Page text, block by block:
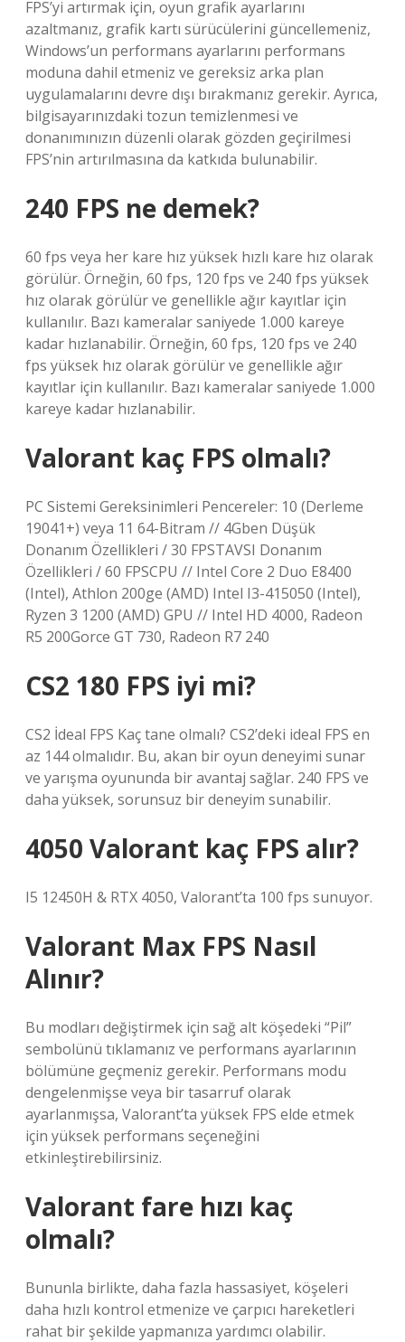
FPS’yi artırmak için, oyun grafik ayarlarını
azaltmanız, grafik kartı sürücülerini güncellemeniz,
Windows’un performans ayarlarını performans
moduna dahil etmeniz ve gereksiz arka plan
uygulamalarını devre dışı bırakmanız gerekir. Ayrıca,
bilgisayarınızdaki tozun temizlenmesi ve
donanımınızın düzenli olarak gözden geçirilmesi
FPS’nin artırılmasına da katkıda bulunabilir.
240 FPS ne demek?
60 fps veya her kare hız yüksek hızlı kare hız olarak
görülür. Örneğin, 60 fps, 120 fps ve 240 fps yüksek
hız olarak görülür ve genellikle ağır kayıtlar için
kullanılır. Bazı kameralar saniyede 1.000 kareye
kadar hızlanabilir. Örneğin, 60 fps, 120 fps ve 240
fps yüksek hız olarak görülür ve genellikle ağır
kayıtlar için kullanılır. Bazı kameralar saniyede 1.000
kareye kadar hızlanabilir.
Valorant kaç FPS olmalı?
PC Sistemi Gereksinimleri Pencereler: 10 (Derleme
19041+) veya 11 64-Bitram // 4Gben Düşük
Donanım Özellikleri / 30 FPSTAVSI Donanım
Özellikleri / 60 FPSCPU // Intel Core 2 Duo E8400
(Intel), Athlon 200ge (AMD) Intel I3-415050 (Intel),
Ryzen 3 1200 (AMD) GPU // Intel HD 4000, Radeon
R5 200Gorce GT 730, Radeon R7 240
CS2 180 FPS iyi mi?
CS2 İdeal FPS Kaç tane olmalı? CS2’deki ideal FPS en
az 144 olmalıdır. Bu, akan bir oyun deneyimi sunar
ve yarışma oyununda bir avantaj sağlar. 240 FPS ve
daha yüksek, sorunsuz bir deneyim sunabilir.
4050 Valorant kaç FPS alır?
I5 12450H & RTX 4050, Valorant’ta 100 fps sunuyor.
Valorant Max FPS Nasıl
Alınır?
Bu modları değiştirmek için sağ alt köşedeki “Pil”
sembolünü tıklamanız ve performans ayarlarının
bölümüne geçmeniz gerekir. Performans modu
dengelenmişse veya bir tasarruf olarak
ayarlanmışsa, Valorant’ta yüksek FPS elde etmek
için yüksek performans seçeneğini
etkinleştirebilirsiniz.
Valorant fare hızı kaç
olmalı?
Bununla birlikte, daha fazla hassasiyet, köşeleri
daha hızlı kontrol etmenize ve çarpıcı hareketleri
rahat bir şekilde yapmanıza yardımcı olabilir.